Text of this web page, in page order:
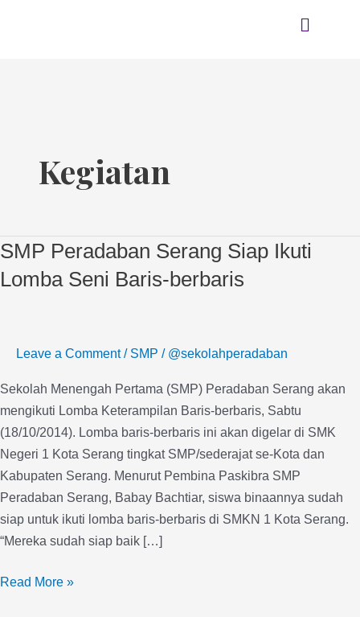
Menu
Kegiatan
SMP Peradaban Serang Siap Ikuti
Lomba Seni Baris-berbaris
Leave a Comment / SMP / @sekolahperadaban
Sekolah Menengah Pertama (SMP) Peradaban Serang akan
mengikuti Lomba Keterampilan Baris-berbaris, Sabtu
(18/10/2014). Lomba baris-berbaris ini akan digelar di SMK
Negeri 1 Kota Serang tingkat SMP/sederajat se-Kota dan
Kabupaten Serang. Menurut Pembina Paskibra SMP
Peradaban Serang, Babay Bachtiar, siswa binaannya sudah
siap untuk ikuti lomba baris-berbaris di SMKN 1 Kota Serang.
“Mereka sudah siap baik […]
SMP
Peradaban
Serang
Lomba
berbaris
Read More »